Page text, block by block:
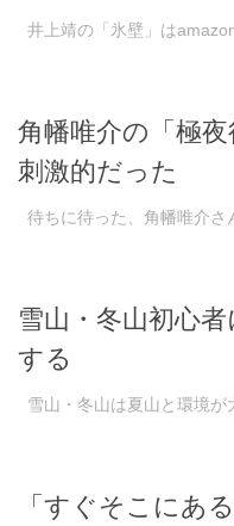
井上靖の「氷壁」は
角幡唯介の「極
刺激的だった
待ちに待った、角幡唯介さ
雪山・冬山初心
する
雪山・冬山は夏山と環境が
「すぐそこにあ